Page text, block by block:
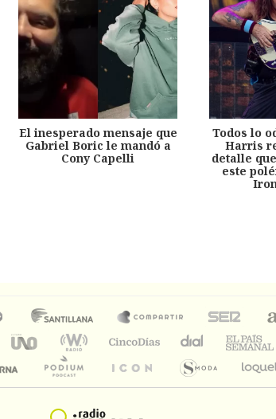
El inesperado mensaje que
Gabriel Boric le mandó a
Cony Capelli
Todos lo
Harris
detalle
este